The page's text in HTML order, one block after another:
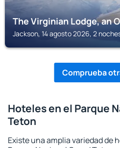
The Virginian Lodge, an
Jackson, 14 agosto 2026, 2
Comprueba
Hoteles en el Parque
Teton
Existe una amplia variedad de